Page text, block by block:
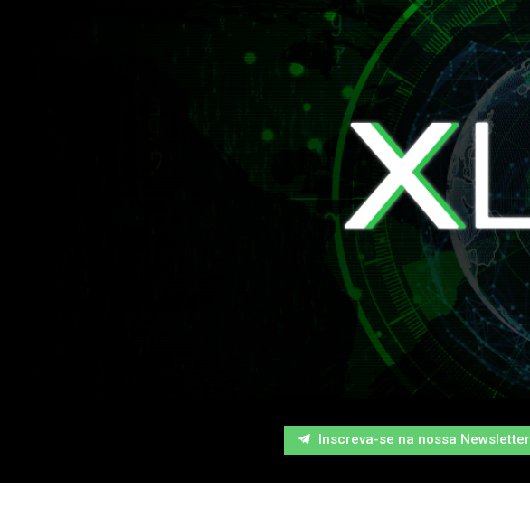
Inscreva-se na nossa Newsletter